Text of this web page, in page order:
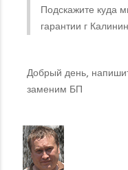
Подскажите куда
гарантии г
Добрый день,
заменим БП